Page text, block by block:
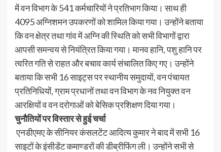
में वन विभाग के 541 कर्मचारियों ने प्रतिभाग किया। साथ ही
4095 अग्निशमन उपकरणों को शामिल किया गया। उन्होंने बताया
कि वन क्षेत्र तथा गांव में अग्नि की स्थिति को सभी विभागों द्वारा
आपसी समन्वय से नियंत्रित किया गया। मानव हानि, पशु हानि पर
त्वरित गति से राहत और बचाव कार्य संचालित किए गए। उन्होंने
बताया कि सभी 16 साइट्स पर स्थानीय समुदायों, वन पंचायत
प्रतिनिधियों, ग्राम प्रधानों तथा वन विभाग के नव नियुक्त वन
आरक्षियों व वन दरोगाओं को बेसिक प्रशिक्षण दिया गया।
चुनौतियों पर विस्तार से हुई चर्चा
एनडीएमए के सीनियर कंसलटेंट आदित्य कुमार ने बाद में सभी 16
साइटों के इंसीडेंट कमाण्डरों की डीब्रीफिंग ली। उन्होंने सभी से